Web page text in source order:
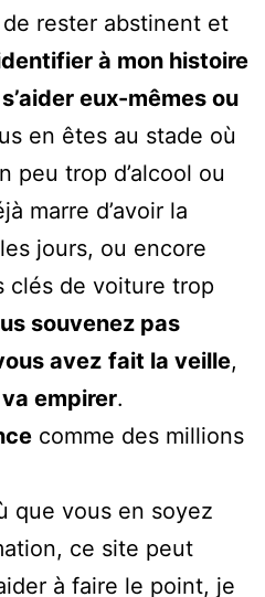
rester abstinent et
à mon histoire
eux-mêmes ou
en êtes au stade où
peu trop d’alcool ou
marre d’avoir la
jours, ou encore
clés de voiture trop
souvenez pas
avez fait la veille,
empirer.
comme des millions
que vous en soyez
ce site peut
à faire le point, je